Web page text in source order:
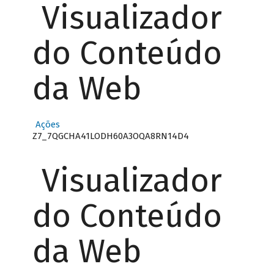
Visualizador
do Conteúdo
da Web
Ações
Z7_7QGCHA41LODH60A3OQA8RN14D4
Visualizador
do Conteúdo
da Web